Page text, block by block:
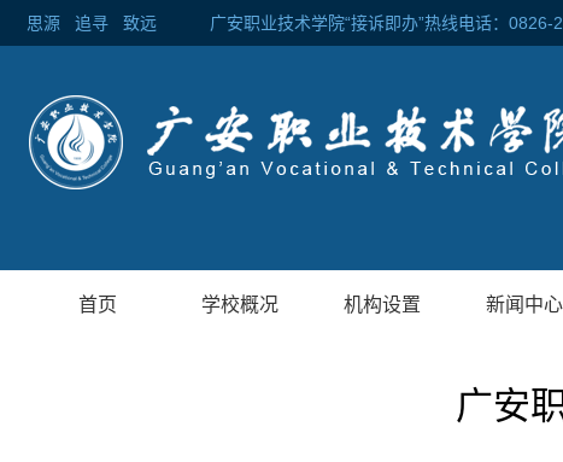
思源 追寻 致远 广安职业技术学院“接诉即办”热线电话：0826-
首页 学校概况 机构设置 新闻中心
广安